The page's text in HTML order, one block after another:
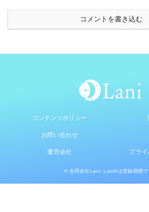
コメントを書き込む
コンテンツポリシー
お問い合わせ
運営会社 プラ
© 合同会社Lani. Lani®は登録商標で